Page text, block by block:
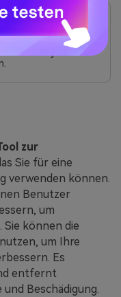
and PNG format.
und jede
zur
Sie für eine
verwenden können.
Benutzer
um
Sie können die
um Ihre
Es
entfernt
Beschädigung.